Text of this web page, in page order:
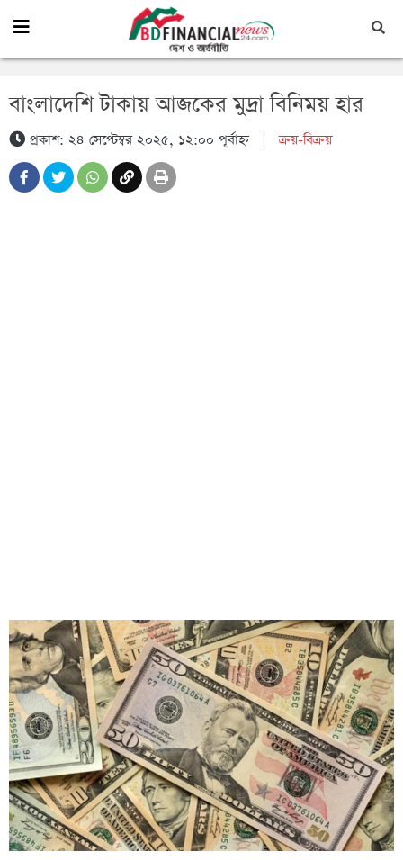
বাংলাদেশি টাকায় আজকের মুদ্রা বিনিময় হার
প্রকাশ: ২৪ সেপ্টেম্বর ২০২৫, ১২:০০ পূর্বাহ্ন|ক্রয়-বিক্রয়